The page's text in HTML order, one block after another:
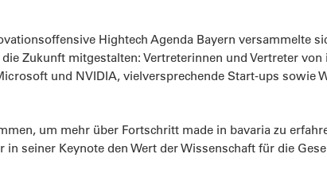
Hightech Agenda Bayern versammelte
Zukunft mitgestalten: Vertreterinnen und Vertreter
und NVIDIA, vielversprechende Start-ups sowie
um mehr über Fortschritt made in bavaria zu
seiner Keynote den Wert der Wissenschaft für die